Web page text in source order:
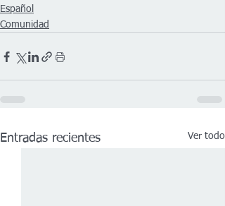
Español
Comunidad
Entradas recientes Ver todo